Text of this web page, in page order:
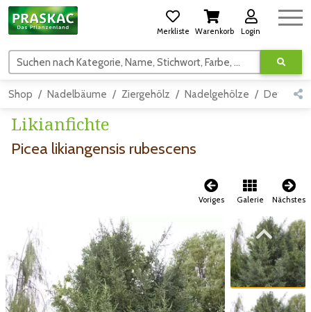
Merkliste Warenkorb Login
Suchen nach Kategorie, Name, Stichwort, Farbe, usw.
Shop Nadelbäume Ziergehölz Nadelgehölze Detail
Likianfichte
Picea likiangensis rubescens
Voriges Galerie Nächstes
Zum vorigen Bild